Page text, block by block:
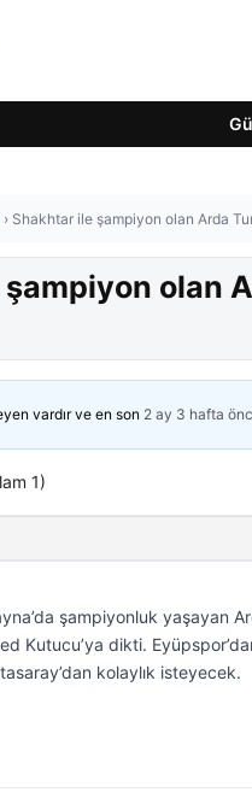
› Shakhtar ile şampiyon olan Arda
olan
vardır ve en son 2 ay 3 hafta
1)
şampiyonluk yaşayan
Kutucu’ya dikti.
kolaylık isteyecek.